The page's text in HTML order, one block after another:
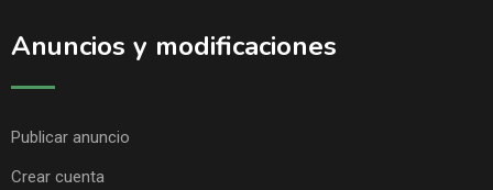
Anuncios y modificaciones
Publicar anuncio
Crear cuenta